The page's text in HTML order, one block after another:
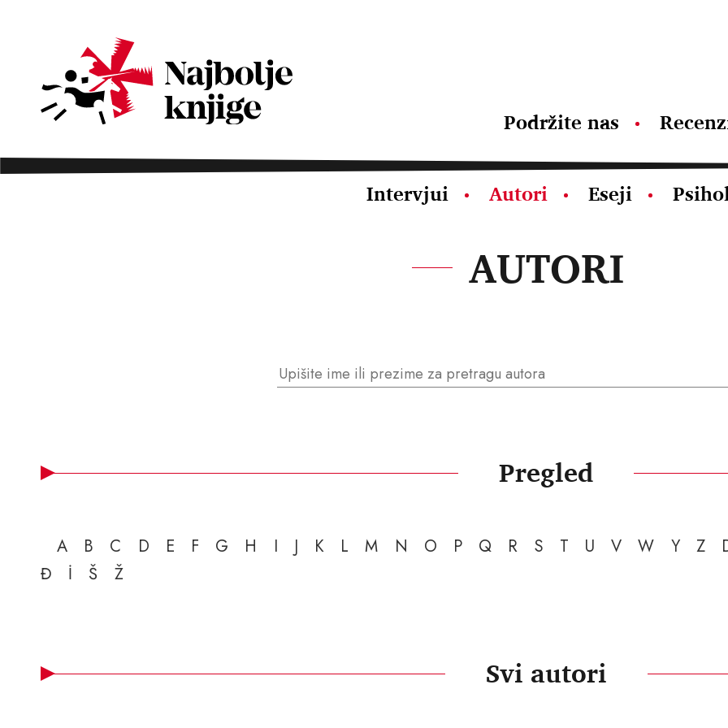
Podržite nas
Intervjui Autori Eseji
AUTORI
Pregled
A B C D E F G H I J K L M N O P Q R S T U V W Y Z
Đ
İ Š Ž
Svi autori